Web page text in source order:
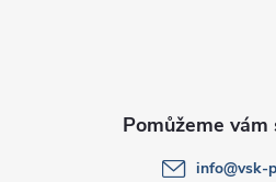
info@vsk-